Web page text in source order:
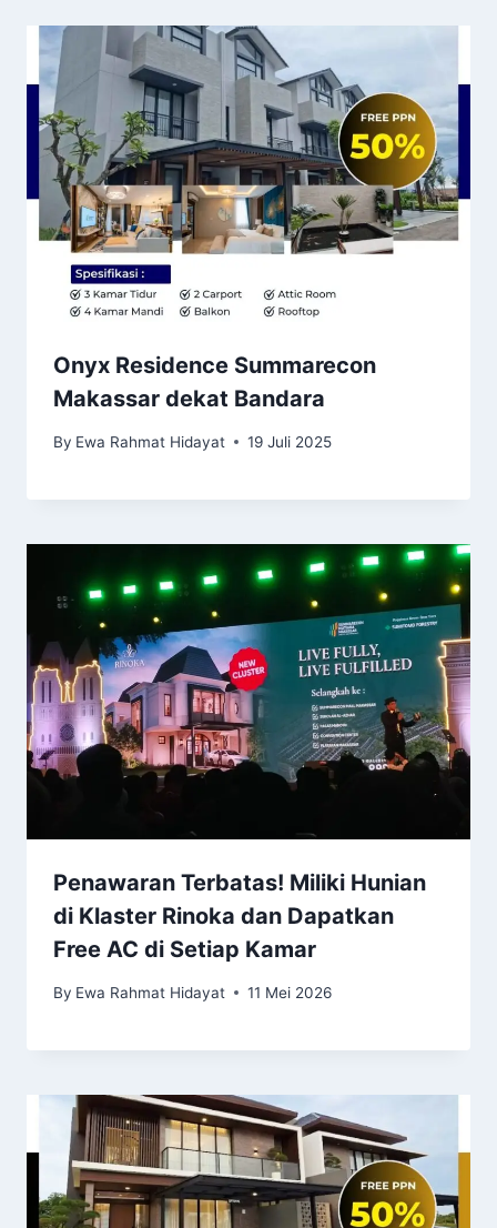
Onyx Residence Summarecon
Makassar dekat Bandara
By Ewa Rahmat Hidayat 19 Juli 2025
Penawaran Terbatas! Miliki Hunian
di Klaster Rinoka dan Dapatkan
Free AC di Setiap Kamar
By Ewa Rahmat Hidayat 11 Mei 2026